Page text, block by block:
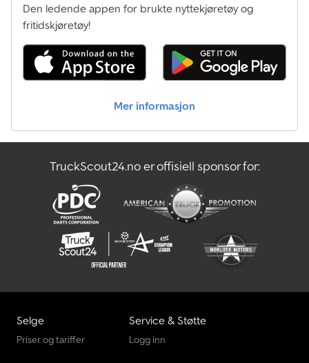
Linde H45D
Linde H45T
Linde H50D
Linde L10B
Linde L12
Den ledende appen for brukte nyttekjøretøy og
fritidskjøretøy!
Mer informasjon
TruckScout24.no er offisiell sponsor for:
Selge
Priser og tariffer
Service & Støtte
Logg inn